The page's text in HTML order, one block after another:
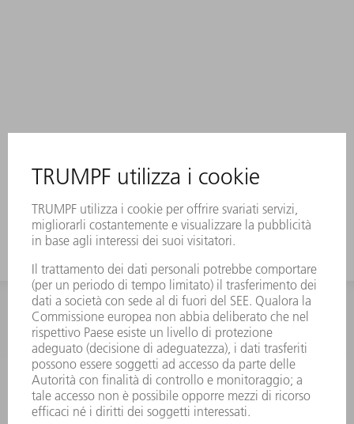
INFORMAZIONE
Domande frequenti
Condizioni generali di contratto
CONTATTO
RICAMBI TRUMPF ITALIA